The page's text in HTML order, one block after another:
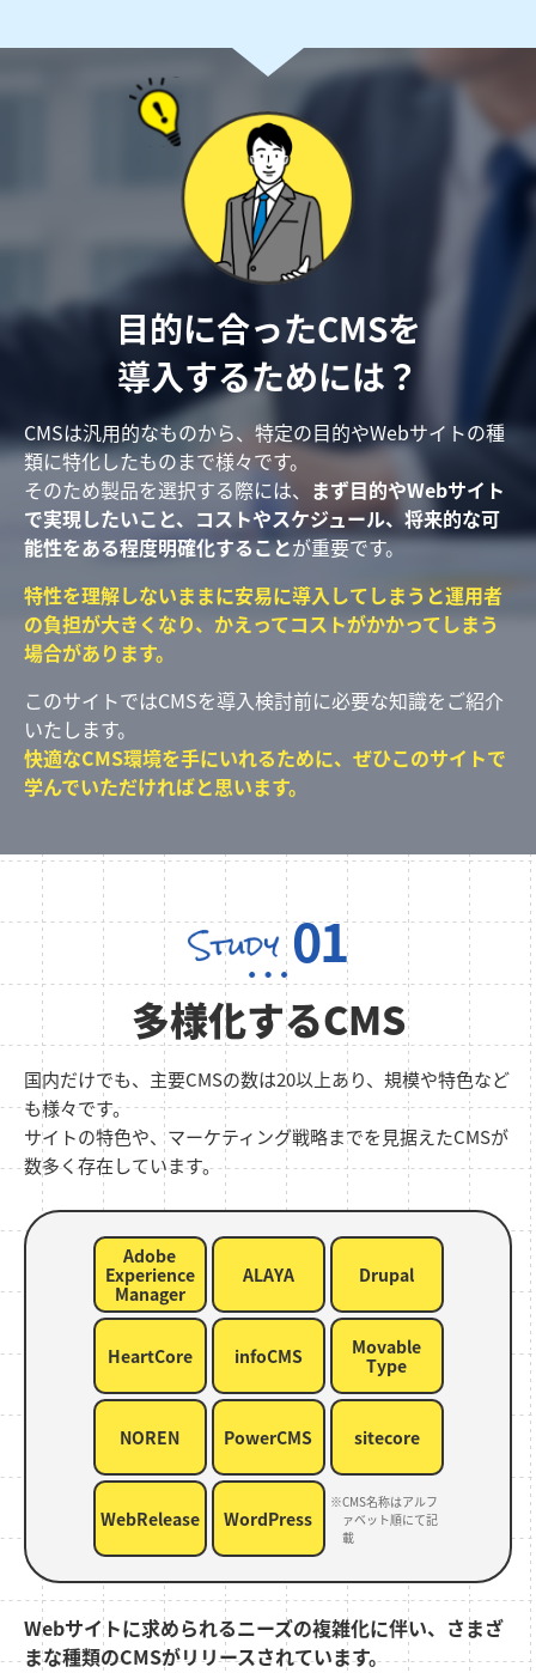
目的に合ったCMSを
導入するためには？
CMSは汎用的なものから、特定の目的やWebサイトの種
類に特化したものまで様々です。
そのため製品を選択する際には、 まず目的やWebサイト
で実現したいこと、 コストやスケジュール、将来的な可
能性をある程度明確化することが重要です。
特性を理解しないままに安易に導入してしまうと運用者
の負担が大きくなり、 かえってコストがかかってしまう
場合があります。
このサイトではCMSを導入検討前に必要な知識をご紹介
いたします。
快適なCMS環境を手にいれるために、 ぜひこのサイトで
学んでいただければと思います。
01
多様化するCMS
国内だけでも、主要CMSの数は20以上あり、規模や特色など
も様々です。
サイトの特色や、マーケティング戦略までを見据えたCMSが
数多く存在しています。
Adobe
Experience
Manager
ALAYA Drupal
HeartCore infoCMS
Movable
Type
NOREN PowerCMS sitecore
WebRelease WordPress
CMS名称はアルフ
ァベット順にて記
載
Webサイトに求められるニーズの複雑化に伴い、さまざ
まな種類のCMSがリリースされています。